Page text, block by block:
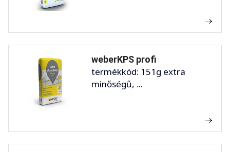
weberKPS profi
termékkód: 151g extra
minőségű, ...